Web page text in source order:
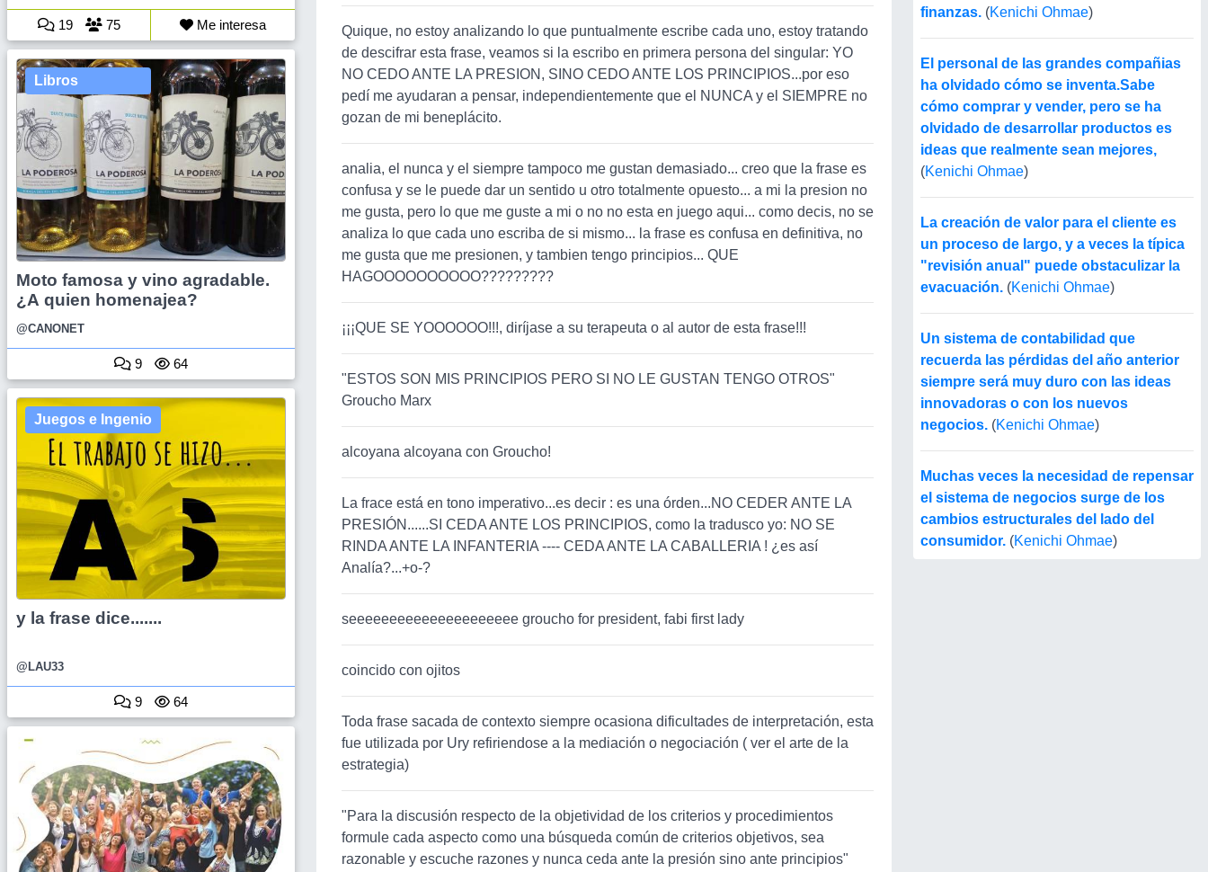
19 75 Me interesa
Libros
Moto famosa y vino agradable.
¿A quien homenajea?
@CANONET
9 64
Juegos e Ingenio
y la frase dice.......
@LAU33
9 64
Quique, no estoy analizando lo que puntualmente escribe cada uno, estoy tratando
de descifrar esta frase, veamos si la escribo en primera persona del singular: YO
NO CEDO ANTE LA PRESION, SINO CEDO ANTE LOS PRINCIPIOS...por eso
pedí me ayudaran a pensar, independientemente que el NUNCA y el SIEMPRE no
gozan de mi beneplácito.
analia, el nunca y el siempre tampoco me gustan demasiado... creo que la frase es
confusa y se le puede dar un sentido u otro totalmente opuesto... a mi la presion no
me gusta, pero lo que me guste a mi o no no esta en juego aqui... como decis, no se
analiza lo que cada uno escriba de si mismo... la frase es confusa en definitiva, no
me gusta que me presionen, y tambien tengo principios... QUE
HAGOOOOOOOOOO?????????
¡¡¡QUE SE YOOOOOO!!!, diríjase a su terapeuta o al autor de esta frase!!!
"ESTOS SON MIS PRINCIPIOS PERO SI NO LE GUSTAN TENGO OTROS"
Groucho Marx
alcoyana alcoyana con Groucho!
La frace está en tono imperativo...es decir : es una órden...NO CEDER ANTE LA
PRESIÓN......SI CEDA ANTE LOS PRINCIPIOS, como la tradusco yo: NO SE
RINDA ANTE LA INFANTERIA ---- CEDA ANTE LA CABALLERIA ! ¿es así
Analía?...+o-?
seeeeeeeeeeeeeeeeeeeee groucho for president, fabi first lady
coincido con ojitos
Toda frase sacada de contexto siempre ocasiona dificultades de interpretación, esta
fue utilizada por Ury refiriendose a la mediación o negociación ( ver el arte de la
estrategia)
"Para la discusión respecto de la objetividad de los criterios y procedimientos
formule cada aspecto como una búsqueda común de criterios objetivos, sea
razonable y escuche razones y nunca ceda ante la presión sino ante principios"
finanzas. (Kenichi Ohmae)
El personal de las grandes compañias
ha olvidado cómo se inventa.Sabe
cómo comprar y vender, pero se ha
olvidado de desarrollar productos es
ideas que realmente sean mejores,
(Kenichi Ohmae)
La creación de valor para el cliente es
un proceso de largo, y a veces la típica
"revisión anual" puede obstaculizar la
evacuación. (Kenichi Ohmae)
Un sistema de contabilidad que
recuerda las pérdidas del año anterior
siempre será muy duro con las ideas
innovadoras o con los nuevos
negocios. (Kenichi Ohmae)
Muchas veces la necesidad de repensar
el sistema de negocios surge de los
cambios estructurales del lado del
consumidor. (Kenichi Ohmae)